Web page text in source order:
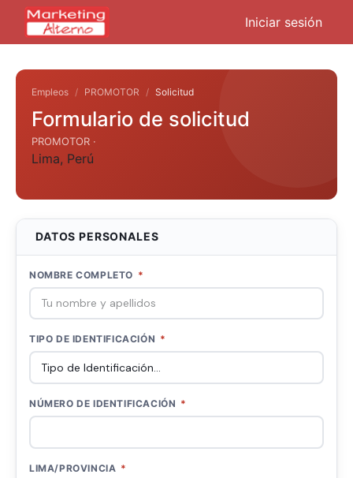
Iniciar sesión
Empleos PROMOTOR Solicitud
Formulario de solicitud
PROMOTOR ·
Lima, Perú
DATOS PERSONALES
NOMBRE COMPLETO *
TIPO DE IDENTIFICACIÓN *
NÚMERO DE IDENTIFICACIÓN *
LIMA/PROVINCIA *